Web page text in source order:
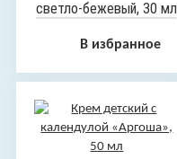
светло-бежевый, 30 мл
В избранное